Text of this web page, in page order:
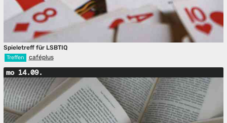
Spieletreff für LSBTIQ
Treffen caféplus
mo 14.09.